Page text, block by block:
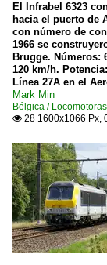
El Infrabel 6323
hacia el puerto de
con número de
1966 se
Brugge. Números:
120 km/h.
Línea 27A en el
Mark Min
Bélgica /
 28 1600x1066 Px,